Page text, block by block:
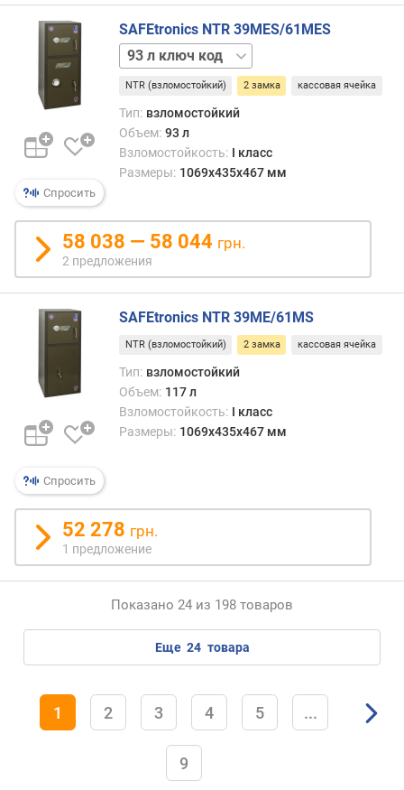
о
т
м
ш
р
и
н
а
(
м
м
л
б
и
а
(
м
механика
144 л
код
144 л
механика
Спросить
SAFEtronics NTR 39MES/61MES
93 л
ключ
117 л
ключ
117 л
ключ
код
NTR (взломостойкий) 2 замка кассовая ячейка
Тип: взломостойкий
Объем: 93 л
Взломостойкость: I класс
Размеры: 1069x435x467 мм
58 038 — 58 044 грн.
2 предложения
Спросить
SAFEtronics NTR 39ME/61MS
NTR (взломостойкий) 2 замка кассовая ячейка
Тип: взломостойкий
Объем: 117 л
Взломостойкость: I класс
Размеры: 1069x435x467 мм
52 278 грн.
1 предложение
Показано 24 из 198 товаров
еще 24 товара
1 2 3 4 5 ...
9